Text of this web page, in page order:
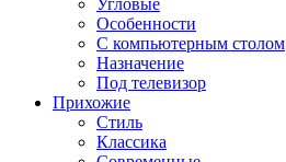
Угловые
Особенности
С компьютерным столом
Назначение
Под телевизор
Прихожие
Стиль
Классика